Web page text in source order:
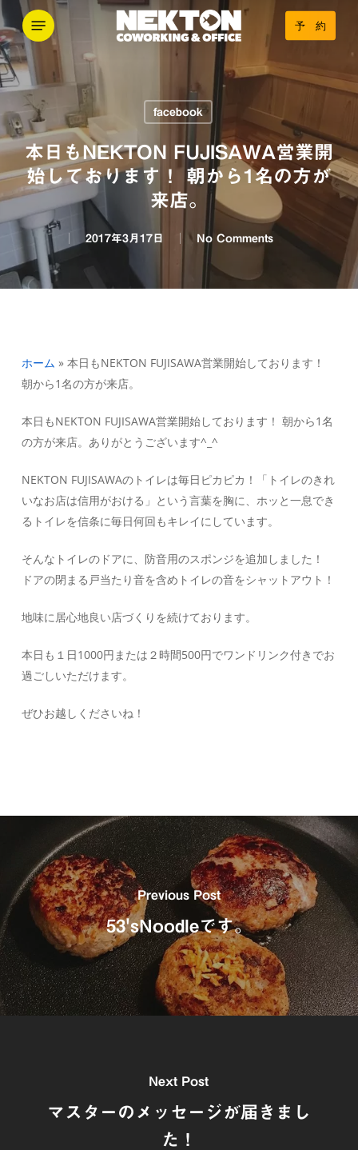
Skip
to
main
content
予 約
Menu
facebook
本日もNEKTON FUJISAWA営業開
始しております！ 朝から1名の方が
来店。
2017年3月17日 No Comments
ホーム » 本日もNEKTON FUJISAWA営業開始しております！
朝から1名の方が来店。
本日もNEKTON FUJISAWA営業開始しております！ 朝から1名
の方が来店。ありがとうございます^_^
NEKTON FUJISAWAのトイレは毎日ピカピカ！「トイレのきれ
いなお店は信用がおける」という言葉を胸に、ホッと一息でき
るトイレを信条に毎日何回もキレイにしています。
そんなトイレのドアに、防音用のスポンジを追加しました！
ドアの閉まる戸当たり音を含めトイレの音をシャットアウト！
地味に居心地良い店づくりを続けております。
本日も１日1000円または２時間500円でワンドリンク付きでお
過ごしいただけます。
ぜひお越しくださいね！
Previous Post
53'sNoodleです。
Next Post
マスターのメッセージが届きまし
た！